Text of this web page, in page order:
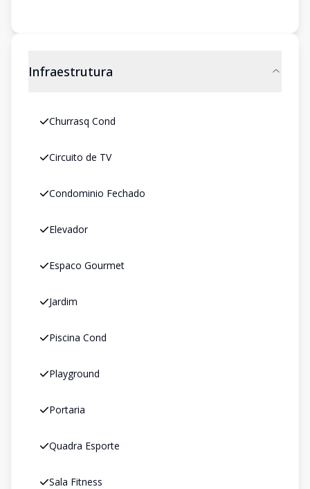
Infraestrutura
Churrasq Cond
Circuito de TV
Condominio Fechado
Elevador
Espaco Gourmet
Jardim
Piscina Cond
Playground
Portaria
Quadra Esporte
Sala Fitness